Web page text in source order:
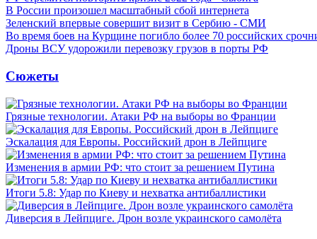
В России произошел масштабный сбой интернета
Зеленский впервые совершит визит в Сербию - СМИ
Во время боев на Курщине погибло более 70 российских
Дроны ВСУ удорожили перевозку грузов в порты РФ
Сюжеты
Грязные технологии. Атаки РФ на выборы во Франции
Эскалация для Европы. Российский дрон в Лейпциге
Изменения в армии РФ: что стоит за решением Путина
Итоги 5.8: Удар по Киеву и нехватка антибаллистики
Диверсия в Лейпциге. Дрон возле украинского самолёта